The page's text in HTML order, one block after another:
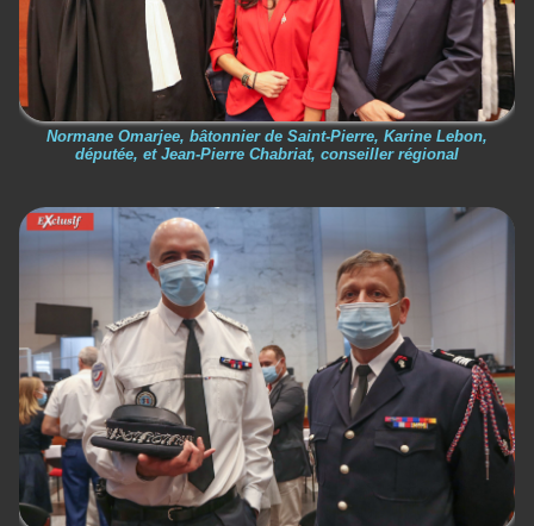
Normane Omarjee, bâtonnier de Saint-Pierre, Karine Lebon,
députée, et Jean-Pierre Chabriat, conseiller régional